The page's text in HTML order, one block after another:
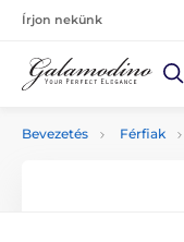
Írjon nekünk
Bevezetés Férfiak